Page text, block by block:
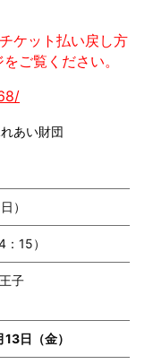
ケット払い戻し方
ご覧ください。
あい財団
）
15）
子
日（金）